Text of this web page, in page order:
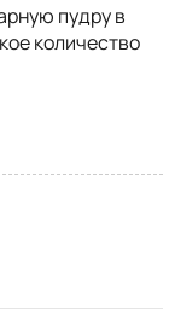
пудру в
количество